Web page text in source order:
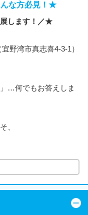
んな方必見！★
します！／★
野湾市真志喜4-3-1）
…何でもお答えしま
、